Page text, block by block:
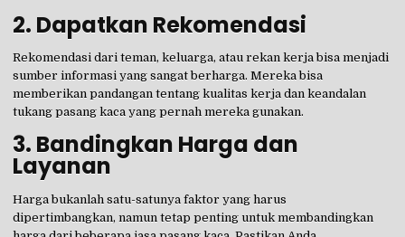
2. Dapatkan Rekomendasi
Rekomendasi dari teman, keluarga, atau rekan kerja bisa menjadi
sumber informasi yang sangat berharga. Mereka bisa
memberikan pandangan tentang kualitas kerja dan keandalan
tukang pasang kaca yang pernah mereka gunakan.
3. Bandingkan Harga dan
Layanan
Harga bukanlah satu-satunya faktor yang harus
dipertimbangkan, namun tetap penting untuk membandingkan